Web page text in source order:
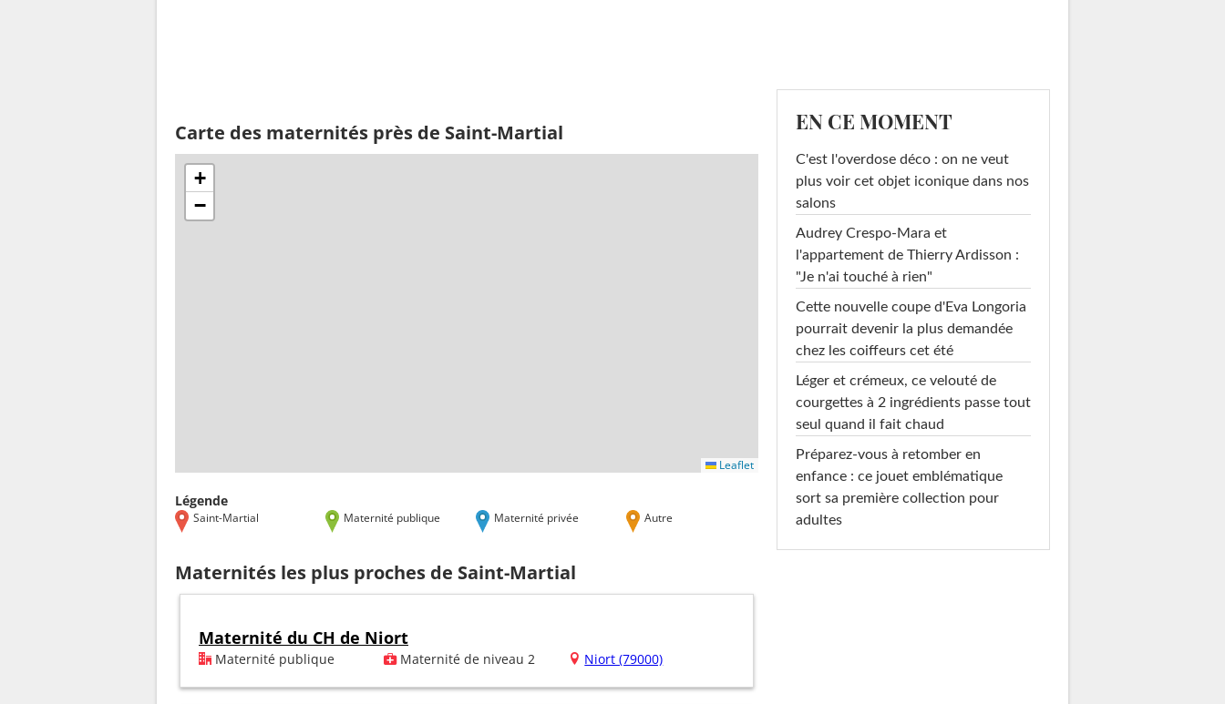
Carte des maternités près de Saint-Martial
+
−
Leaflet
Légende
Saint-Martial Maternité publique Maternité privée Autre
Maternités les plus proches de Saint-Martial
Maternité du CH de Niort
Maternité publique Maternité de niveau 2 Niort (79000)
EN CE MOMENT
C'est l'overdose déco : on ne veut
plus voir cet objet iconique dans nos
salons
Audrey Crespo-Mara et
l'appartement de Thierry Ardisson :
"Je n'ai touché à rien"
Cette nouvelle coupe d'Eva Longoria
pourrait devenir la plus demandée
chez les coiffeurs cet été
Léger et crémeux, ce velouté de
courgettes à 2 ingrédients passe tout
seul quand il fait chaud
Préparez-vous à retomber en
enfance : ce jouet emblématique
sort sa première collection pour
adultes